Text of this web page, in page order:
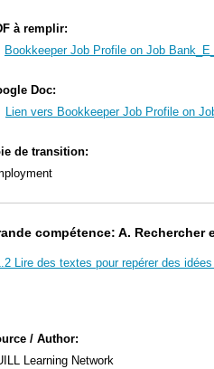
à remplir:
Bookkeeper Job Profile on Job
Doc:
Lien vers Bookkeeper Job Profile on
de transition:
compétence: A.
Lire des textes pour repérer des
/ Author:
Learning Network